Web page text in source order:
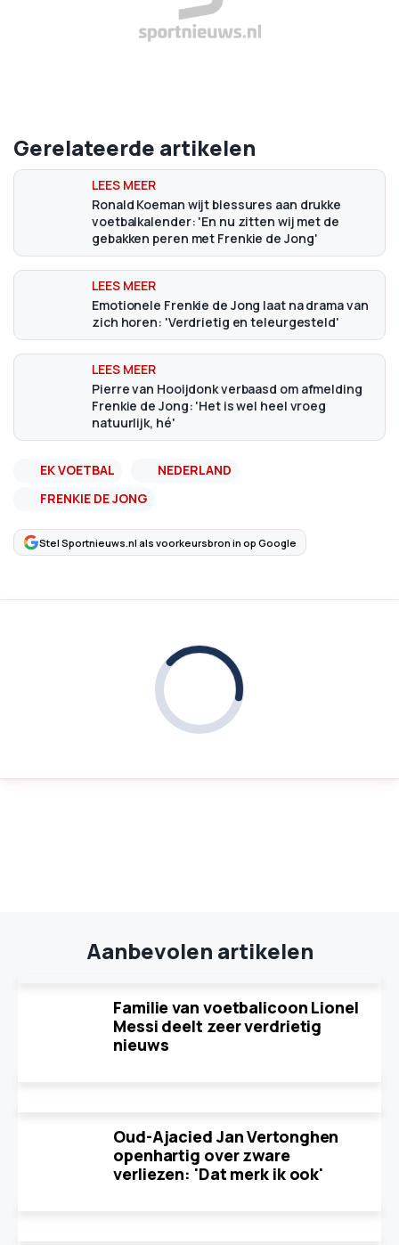
Gerelateerde artikelen
Ronald Koeman wijt blessures aan drukke
voetbalkalender: 'En nu zitten wij met de
gebakken peren met Frenkie de Jong'
Emotionele Frenkie de Jong laat na drama van
zich horen: 'Verdrietig en teleurgesteld'
Pierre van Hooijdonk verbaasd om afmelding
Frenkie de Jong: 'Het is wel heel vroeg
natuurlijk, hé'
EK VOETBAL
NEDERLAND
FRENKIE DE JONG
Stel Sportnieuws.nl als voorkeursbron in op Google
Aanbevolen artikelen
Familie van voetbalicoon Lionel
Messi deelt zeer verdrietig
nieuws
Oud-Ajacied Jan Vertonghen
openhartig over zware
verliezen: 'Dat merk ik ook'